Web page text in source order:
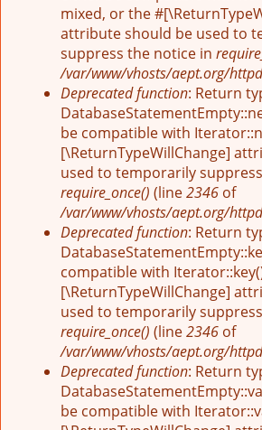
mixed, or the
attribute should be used to
suppress the notice in
/var/www/vhosts/aept.org/
Deprecated function: Return
be compatible with
[\ReturnTypeWillChange]
used to temporarily
require_once() (line2346 of
/var/www/vhosts/aept.org/
Deprecated function: Return
compatible with
[\ReturnTypeWillChange]
used to temporarily
require_once() (line2346 of
/var/www/vhosts/aept.org/
Deprecated function: Return
be compatible with